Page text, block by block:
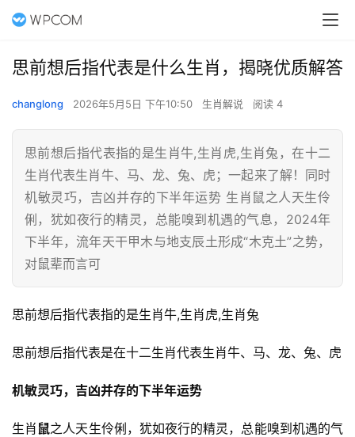
思前想后指代表是什么生肖，揭晓优质解答
changlong 2026年5月5日 下午10:50 生肖解说 阅读 4
思前想后指代表指的是生肖牛,生肖虎,生肖兔，在十二
生肖代表生肖牛、马、龙、兔、虎；一起来了解！同时
机敏灵巧，吉凶并存的下半年运势 生肖鼠之人天生伶
俐，犹如夜行的精灵，总能嗅到机遇的气息，2024年
下半年，流年天干甲木与地支辰土形成“木克土”之势，
对鼠辈而言可
思前想后指代表指的是生肖牛,生肖虎,生肖兔
思前想后指代表是在十二生肖代表生肖牛、马、龙、兔、虎
机敏灵巧，吉凶并存的下半年运势
生肖 鼠之人天生伶俐，犹如夜行的精灵，总能嗅到机遇的气